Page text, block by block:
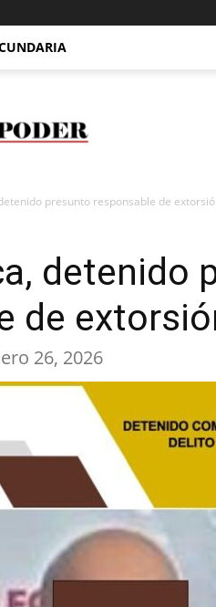
presunto responsable de
detenido
de
26, 2026